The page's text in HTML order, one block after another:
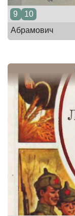
9
10
Абрамович